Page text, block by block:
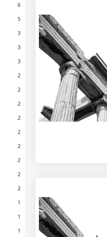
6
5
3
3
3
2
2
2
2
2
2
2
2
2
1
1
1